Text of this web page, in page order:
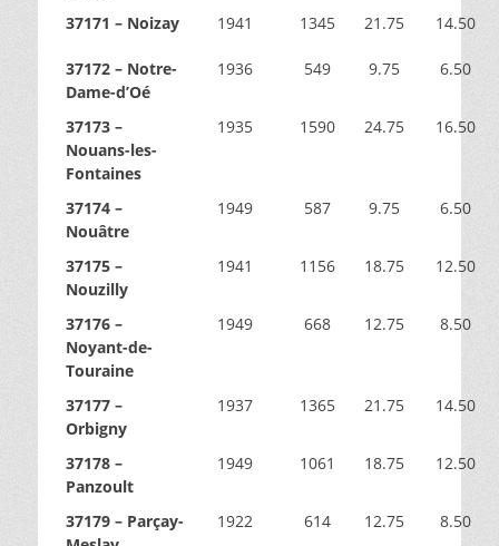
37171 – Noizay 1941 1345 21.75 14.50
37172 – Notre-
Dame-d’Oé
1936 549 9.75 6.50
37173 –
Nouans-les-
Fontaines
1935 1590 24.75 16.50
37174 –
Nouâtre
1949 587 9.75 6.50
37175 –
Nouzilly
1941 1156 18.75 12.50
37176 –
Noyant-de-
Touraine
1949 668 12.75 8.50
37177 –
Orbigny
1937 1365 21.75 14.50
37178 –
Panzoult
1949 1061 18.75 12.50
37179 – Parçay-
1922 614 12.75 8.50